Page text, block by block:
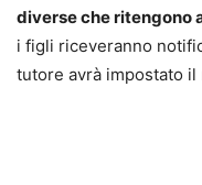
diverse che ritengono
i figli riceveranno
tutore avrà impostato